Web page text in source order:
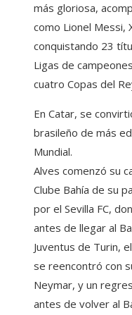
más gloriosa,
como Lionel Messi,
conquistando 23
Ligas de
cuatro Copas del
En Catar, se
brasileño de más
Mundial.
Alves comenzó su
Clube Bahía de su
por el Sevilla FC,
antes de llegar al
Juventus de Turin,
se reencontró con
Neymar, y un
antes de volver al